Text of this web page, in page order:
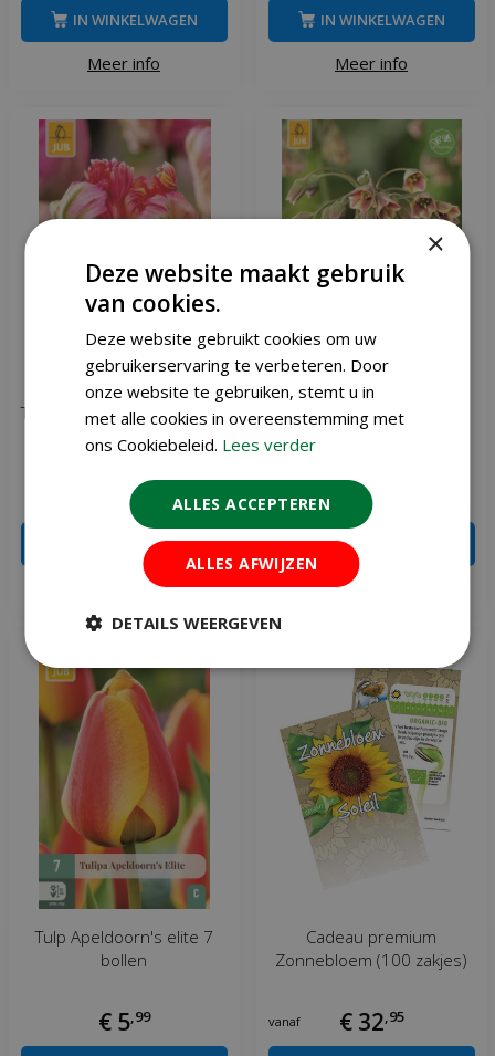
Meer info
IN WINKELWAGEN
Meer info
IN WINKELWAGEN
Tulp Apricot parrot 7 bollen
5,99
Meer info
IN WINKELWAGEN
Allium nectaroscordum
siculum 30 bollen
9
Meer info
IN WINKELWAGEN
Tulp Apeldoorn's elite 7
bollen
€ 5 99
Cadeau premium
Zonnebloem (100 zakjes)
vanaf € 32 95
×
Deze website maakt gebruik
van cookies.
Deze website gebruikt cookies om uw
gebruikerservaring te verbeteren. Door
onze website te gebruiken, stemt u in
met alle cookies in overeenstemming met
ons Cookiebeleid. Lees verder
ALLES ACCEPTEREN
ALLES AFWIJZEN
DETAILS WEERGEVEN